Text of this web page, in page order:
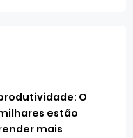
O
estão
mais